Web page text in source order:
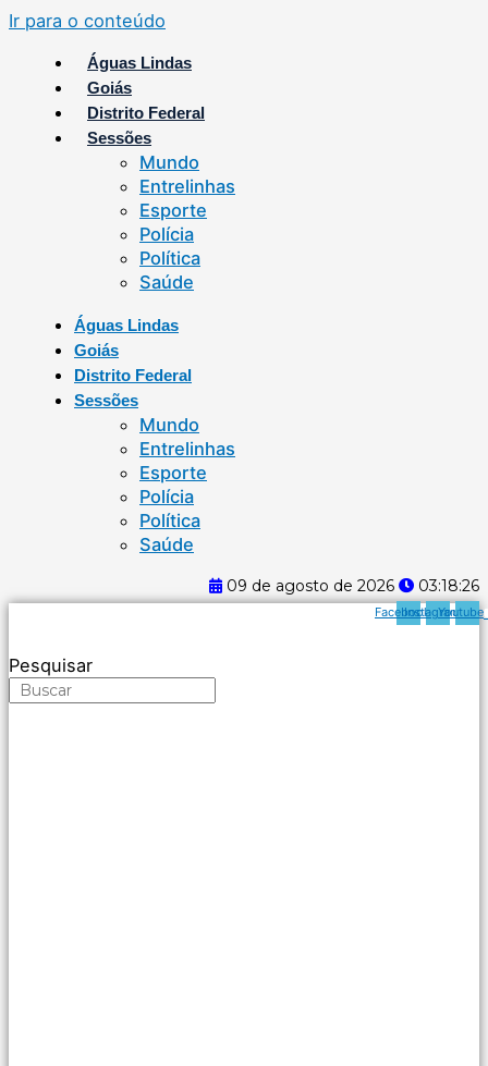
Ir para o conteúdo
Águas Lindas
Goiás
Distrito Federal
Sessões
Mundo
Entrelinhas
Esporte
Polícia
Política
Saúde
Águas Lindas
Goiás
Distrito Federal
Sessões
Mundo
Entrelinhas
Esporte
Polícia
Política
Saúde
09 de agosto de 2026 03:18:26
FacebookInstagramYoutube
Pesquisar